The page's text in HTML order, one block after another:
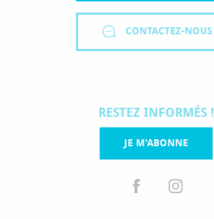
CONTACTEZ-NOUS
RESTEZ INFORMÉS !
JE M'ABONNE